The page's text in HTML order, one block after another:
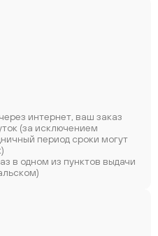
интернет, ваш заказ
(за исключением
период сроки могут
в одном из пунктов выдачи